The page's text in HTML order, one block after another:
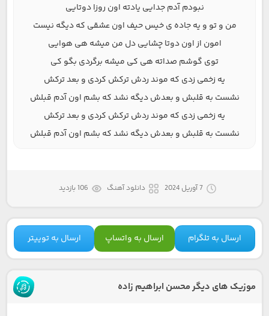
نبودم آدم جدایی یادته اون روزا دوتایی
من و تو و یه جاده ی خیس حیف اون عشقی که دیگه نیست
امون از اون دوتا چشایی دل من میشه هی هوایی
توی گوشم صداته هی کی میشه برگردی بگو کی
یه زخمی زدی که موند ردش ترکش کردی و بعد ترکش
نشست به قلبش و بعدش دیگه نشد که بشم اون آدم قبلش
یه زخمی زدی که موند ردش ترکش کردی و بعد ترکش
نشست به قلبش و بعدش دیگه نشد که بشم اون آدم قبلش
7 آوریل 2024 دانلود آهنگ 106 بازدید
ارسال به تلگرام ارسال به واتساپ ارسال به توییتر
موزیک های دیگر محسن ابراهیم زاده